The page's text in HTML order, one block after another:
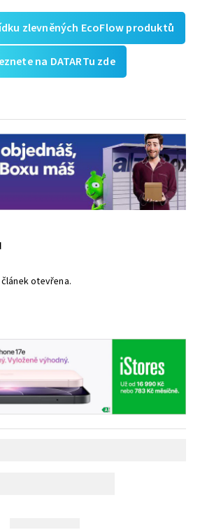
zlevněných EcoFlow produktů
na DATARTu zde
otevřena.